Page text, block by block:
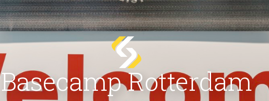
Basecamp Rotterdam